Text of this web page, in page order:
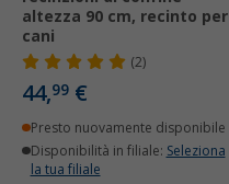
altezza 90 cm, recinto per
cani
(2)
44,99 €
Presto nuovamente disponibile
Disponibilità in filiale: Seleziona
la tua filiale